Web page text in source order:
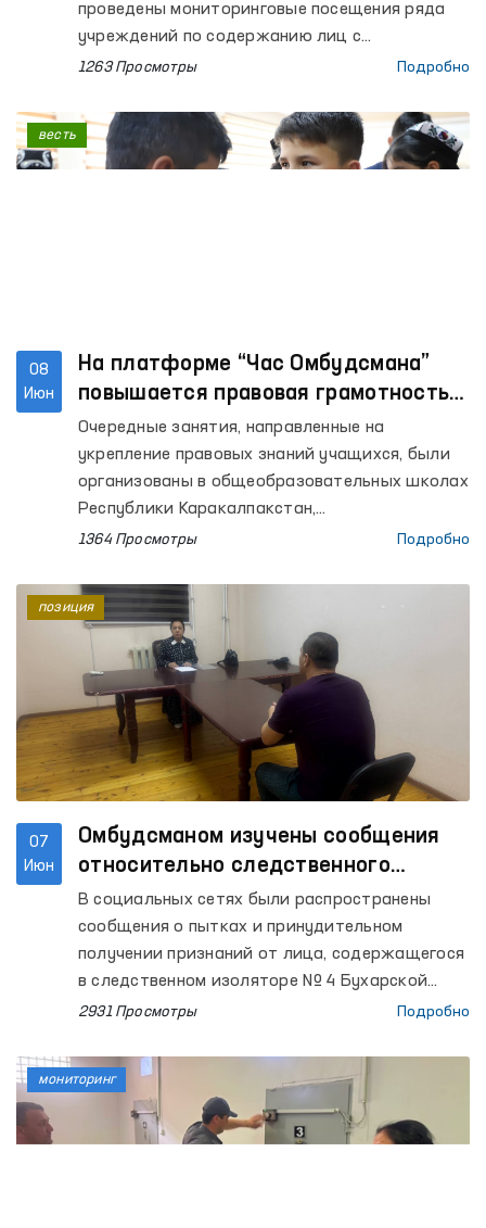
дома-интернаты «Мурувват» для лиц с
районе.
проведены мониторинговые посещения ряда
учреждений по содержанию лиц с
ограниченной свободой передвижения в
1263 Просмотры Подробно
08
Июн
На платформе “Час Омбудсмана”
повышается правовая грамотность
школьников
Очередные занятия, направленные на
укрепление правовых знаний учащихся, были
организованы в общеобразовательных школах
Республики Каракалпакстан,
Кашкадарьинской, Ташкентской, Хорезмской,
Ташкента. В уроках, проведённых
региональными представителями Омбудсмана
на местах, приняли участие более 800
учащихся.
1364 Просмотры Подробно
весть
07
Июн
Омбудсманом изучены сообщения
относительно следственного
изолятора Бухары
В социальных сетях были распространены
сообщения о пытках и принудительном
получении признаний от лица, содержащегося
в следственном изоляторе № 4 Бухарской
области.
2931 Просмотры Подробно
позиция
мониторинг